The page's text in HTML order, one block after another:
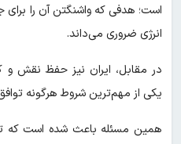
است؛ هدفی که واشنگتن آن را برای
انرژی ضروری می‌داند.
در مقابل، ایران نیز حفظ نقش و
یکی از مهم‌ترین شروط هرگونه
همین مسئله باعث شده است که